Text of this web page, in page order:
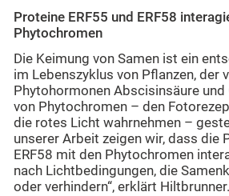
Proteine ERF55 und ERF58
Phytochromen
Die Keimung von Samen ist ein
im Lebenszyklus von Pflanzen, der
Phytohormonen Abscisinsäure
von Phytochromen – den
die rotes Licht wahrnehmen –
unserer Arbeit zeigen wir, dass die
ERF58 mit den Phytochromen
nach Lichtbedingungen, die
oder verhindern“, erklärt Hiltbrunner.